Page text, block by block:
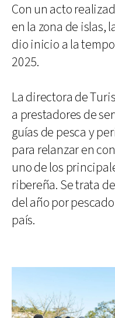
Con un acto
en la zona de islas,
dio inicio a la
2025.
La directora de
a prestadores de
guías de pesca y
para relanzar en
uno de los
ribereña. Se trata
del año por
país.